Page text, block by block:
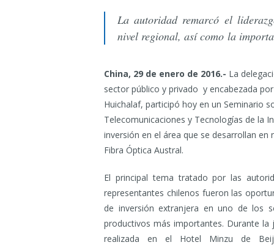
La autoridad remarcó el
nivel regional, así como la
China, 29 de enero de 2016.- La
sector público y privado y encabezada
Huichalaf, participó hoy en un Seminario
Telecomunicaciones y Tecnologías de la
inversión en el área que se desarrollan
Fibra Óptica Austral.
El principal tema tratado por las
representantes chilenos fueron las
de inversión extranjera en uno de los
productivos más importantes. Durante la
realizada en el Hotel Minzu de